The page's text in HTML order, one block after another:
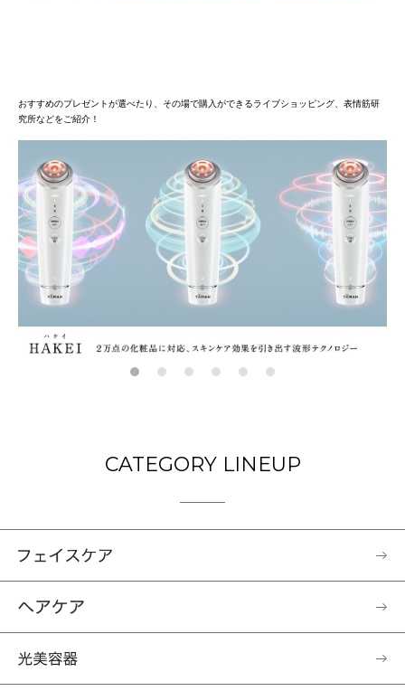
おすすめのプレゼントが選べたり、その場で購入ができるライブショッピング、表情筋研
究所などをご紹介！
CATEGORY LINEUP